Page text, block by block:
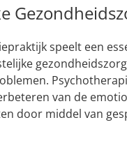
speelt een
van de
door middel van